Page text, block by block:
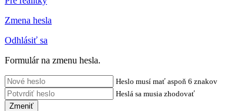
Zmena hesla
Odhlásiť sa
Formulár na zmenu hesla.
Heslo musí mať aspoň 6 znakov
Heslá sa musia zhodovať
Zmeniť